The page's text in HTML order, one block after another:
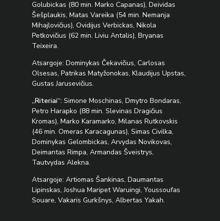
Golubickas (80 min. Marko Capanas), Deividas
Šešplaukis, Matas Vareika (54 min. Nemanja
Mihajlovičius), Ovidijus Verbickas, Nikola
Petkovičius (62 min. Liviu Antalis), Bryanas
Teixeira.
Atsargoje: Dominykas Čekavičius, Carlosas
Olsesas, Patrikas Matyžonokas, Klaudijus Upstas,
Gustas Jarusevičius.
„Riteriai“:Simone Moschinas, Dmytro Bondaras,
Petro Harapko (88 min. Slevinas Dragičius
Kromas), Marko Karamarko, Milanas Rutkovskis
(46 min. Omeras Karacagunas), Simas Civilka,
Dominykas Gelombickas, Arvydas Novikovas,
Deimantas Rimpa, Armandas Šveistrys,
Tautvydas Alekna.
Atsargoje: Artiomas Šankinas, Daumantas
Lipinskas, Joshua Maripet Waruingi, Youssoufas
Souare, Vakaris Gurkšnys, Albertas Yakah.